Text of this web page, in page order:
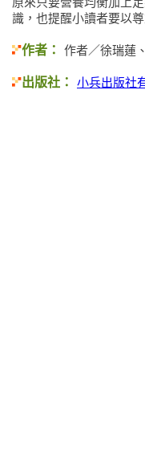
識，也提醒小讀者要以
作者： 作者／徐瑞蓮
出版社： 小兵出版社